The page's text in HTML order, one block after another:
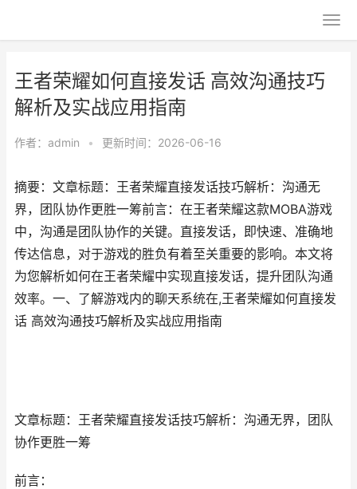
王者荣耀如何直接发话 高效沟通技巧
解析及实战应用指南
作者： admin • 更新时间：2026-06-16
摘要：文章标题：王者荣耀直接发话技巧解析：沟通无
界，团队协作更胜一筹前言：在王者荣耀这款MOBA游戏
中，沟通是团队协作的关键。直接发话，即快速、准确地
传达信息，对于游戏的胜负有着至关重要的影响。本文将
为您解析如何在王者荣耀中实现直接发话，提升团队沟通
效率。一、了解游戏内的聊天系统在,王者荣耀如何直接发
话 高效沟通技巧解析及实战应用指南
文章标题：王者荣耀直接发话技巧解析：沟通无界，团队
协作更胜一筹
前言：